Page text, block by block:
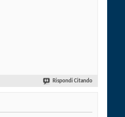
Rispondi Citando